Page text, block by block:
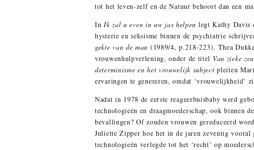
tot het leven-zelf en de Natuur behoort dan een
InIk zal u even in uw jas helpen legt Kathy Davis
hysterie en seksisme binnen de psychiatrie
gekte van de man (1989/4, p.218-223). Thea
vrouwenhulpverlening, onder de titel Van zieke
determinisme en het vrouwelijk subjectpleiten
ervaringen te genereren, omdat
Nadat in 1978 de eerste reageerbuisbaby werd
technologieën en draagmoederschap, ook binnen
bevallingen? Of zouden vrouwen gereduceerd
Juliette Zipper hoe het in de jaren zeventig vooral
technologieën verlegde tot het ‘recht’ op